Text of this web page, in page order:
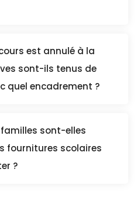
est annulé à la
sont-ils tenus de
quel encadrement ?
sont-elles
fournitures scolaires
?